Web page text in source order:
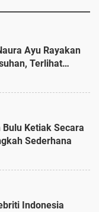
Ayu Rayakan
Terlihat
Ketiak Secara
Sederhana
Indonesia